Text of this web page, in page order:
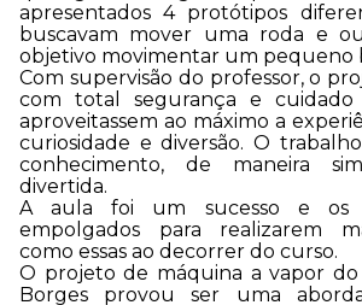
apresentados 4 protótipos
buscavam mover uma roda e
objetivo movimentar um pequeno
Com supervisão do professor, o
com total segurança e cuidado
aproveitassem ao máximo a
curiosidade e diversão. O
conhecimento, de maneira
divertida.
A aula foi um sucesso e os
empolgados para realizarem
como essas ao decorrer do curso.
O projeto de máquina a vapor do
Borges provou ser uma